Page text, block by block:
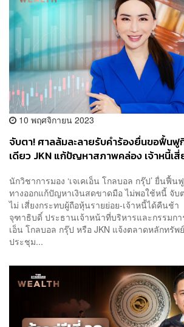
10 พฤศจิกายน 2023
จับตา! ศาลล้มละลายรับคำร้องยื่นขอฟื้นฟู
เดียว JKN แก้ปัญหาสภาพคล่อง เจ้าหนี้เสี่
นักวิชาการมอง ‘เจเคเอ็น โกลบอล กรุ๊ป’ ยื่นฟื้น
ทางออกแก้ปัญหาเงินสดขาดมือ ไม่พอใช้หนี้ จับ
ไม่ เสี่ยงกระทบผู้ถือหุ้นรายย่อย-เจ้าหนี้ได้คืนช้
จุฑาธิบดิ์ ประธานเจ้าหน้าที่บริหารและกรรมกา
เอ็น โกลบอล กรุ๊ป หรือ JKN แจ้งตลาดหลักทรัพ
ประชุม...